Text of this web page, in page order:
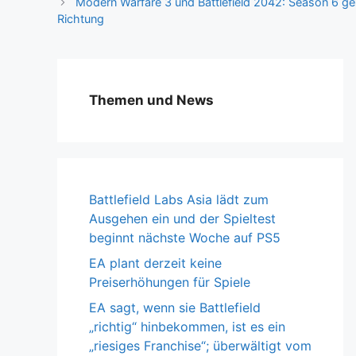
Während dies
Richtung
Themen und News
Battlefield Labs Asia lädt zum
Ausgehen ein und der Spieltest
beginnt nächste Woche auf PS5
EA plant derzeit keine
Preiserhöhungen für Spiele
EA sagt, wenn sie Battlefield
„richtig“ hinbekommen, ist es ein
„riesiges Franchise“; überwältigt vom